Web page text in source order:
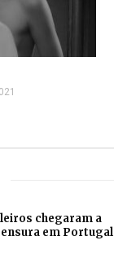
chegaram a
em Portugal